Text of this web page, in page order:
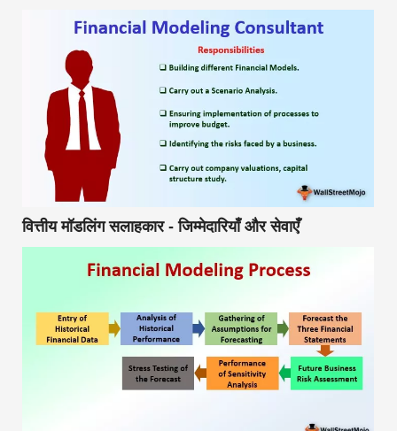
वित्तीय मॉडलिंग सलाहकार - जिम्मेदारियाँ और सेवाएँ